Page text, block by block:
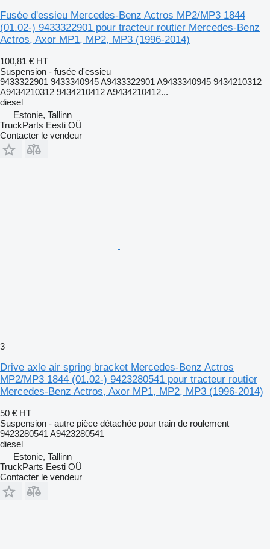
Fusée d'essieu Mercedes-Benz Actros MP2/MP3 1844
(01.02-) 9433322901 pour tracteur routier Mercedes-Benz
Actros, Axor MP1, MP2, MP3 (1996-2014)
100,81 € HT
Suspension - fusée d'essieu
9433322901 9433340945 A9433322901 A9433340945 9434210312
A9434210312 9434210412 A9434210412...
diesel
Estonie, Tallinn
TruckParts Eesti OÜ
Contacter le vendeur
3
Drive axle air spring bracket Mercedes-Benz Actros
MP2/MP3 1844 (01.02-) 9423280541 pour tracteur routier
Mercedes-Benz Actros, Axor MP1, MP2, MP3 (1996-2014)
50 € HT
Suspension - autre pièce détachée pour train de roulement
9423280541 A9423280541
diesel
Estonie, Tallinn
TruckParts Eesti OÜ
Contacter le vendeur